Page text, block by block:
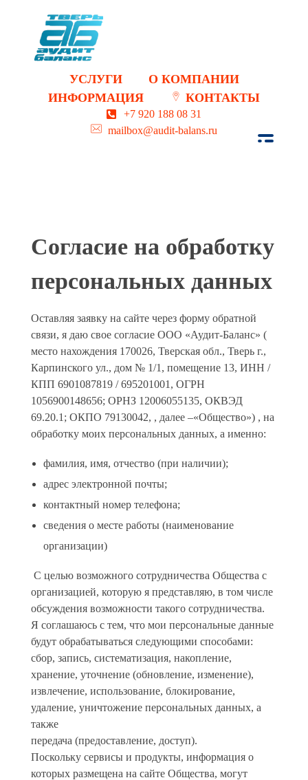
УСЛУГИ
О КОМПАНИИ
ИНФОРМАЦИЯ
КОНТАКТЫ
+7 920 188 08 31
mailbox@audit-balans.ru
Согласие на обработку
персональных данных
Оставляя заявку на сайте через форму обратной
связи, я даю свое согласие ООО «Аудит-Баланс» (
место нахождения 170026, Тверская обл., Тверь г.,
Карпинского ул., дом № 1/1, помещение 13, ИНН /
КПП 6901087819 / 695201001, ОГРН
1056900148656; ОРНЗ 12006055135, ОКВЭД
69.20.1; ОКПО 79130042, , далее –«Общество») , на
обработку моих персональных данных, а именно:
фамилия, имя, отчество (при наличии);
адрес электронной почты;
контактный номер телефона;
сведения о месте работы (наименование
организации)
С целью возможного сотрудничества Общества с
организацией, которую я представляю, в том числе
обсуждения возможности такого сотрудничества.
Я соглашаюсь с тем, что мои персональные данные
будут обрабатываться следующими способами:
сбор, запись, систематизация, накопление,
хранение, уточнение (обновление, изменение),
извлечение, использование, блокирование,
удаление, уничтожение персональных данных, а
также
передача (предоставление, доступ).
Поскольку сервисы и продукты, информация о
которых размещена на сайте Общества, могут